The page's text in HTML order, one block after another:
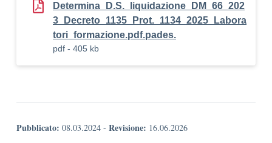
Determina_D.S._liquidazione_DM_66_202
3_Decreto_1135_Prot._1134_2025_Labora
tori_formazione.pdf.pades.
pdf - 405 kb
Pubblicato: 08.03.2024 - Revisione: 16.06.2026